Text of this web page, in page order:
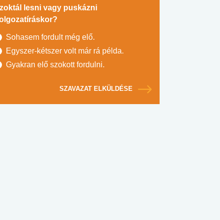
lesni vagy puskázni
Sohasem fordult még elő.
Egyszer-kétszer volt már rá példa.
Gyakran elő szokott fordulni.
SZAVAZAT ELKÜLDÉSE